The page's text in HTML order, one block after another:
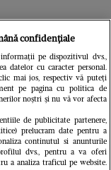
confidențiale
pe dispozitivul dvs.,
datelor cu caracter personal.
mai jos, respectiv vă puteți
pe pagina cu politica de
noștri și nu vă vor afecta
de publicitate partenere,
prelucram date pentru a
continutul si anunturile
dvs., pentru a va oferi
a analiza traficul pe website.